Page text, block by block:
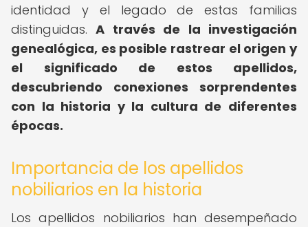
identidad y el legado de estas familias
distinguidas.A través de la investigación
genealógica, es posible rastrear el origen y
el significado de estos apellidos,
descubriendo conexiones sorprendentes
con la historia y la cultura de diferentes
épocas.
Importancia de los apellidos
nobiliarios en la historia
Los apellidos nobiliarios han desempeñado